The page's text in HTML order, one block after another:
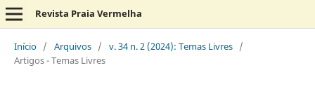
Revista Praia Vermelha
Início / Arquivos / v. 34 n. 2 (2024): Temas Livres /
Artigos - Temas Livres